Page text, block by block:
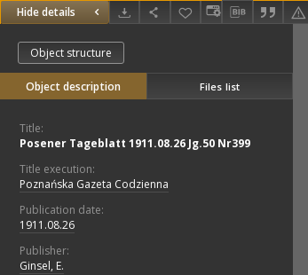
Hide details
Object structure
Object description Files list
Title:
Posener Tageblatt 1911.08.26 Jg.50 Nr399
Title execution:
Poznańska Gazeta Codzienna
Publication date:
1911.08.26
Publisher:
Ginsel, E.